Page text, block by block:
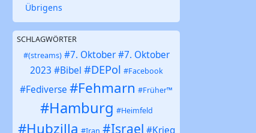
Übrigens
SCHLAGWÖRTER
#(streams) #7. Oktober #7. Oktober
2023 #Bibel #DEPol #Facebook
#Fediverse #Fehmarn #Früher™
#Hamburg #Heimfeld
#Hubzilla #Iran #Israel #Krieg